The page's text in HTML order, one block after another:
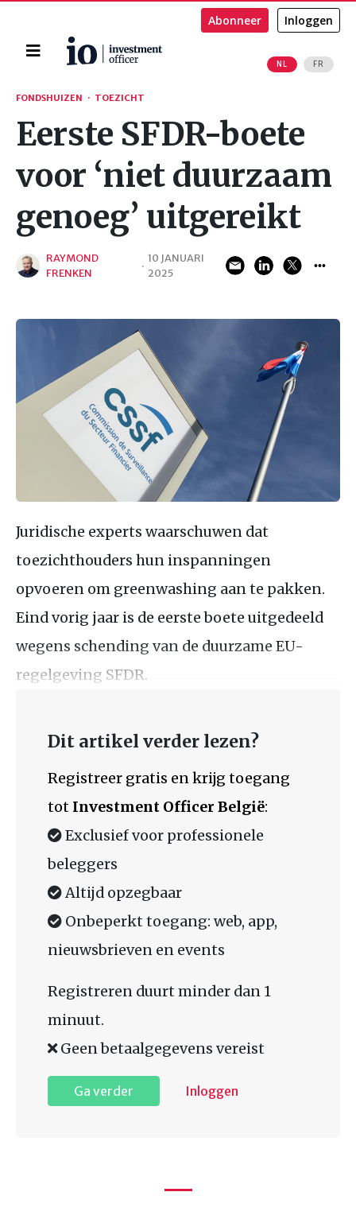
Home
NL FR
Abonneer Inloggen
Zoeken
FONDSHUIZEN · TOEZICHT
Eerste SFDR-boete
voor ‘niet duurzaam
genoeg’ uitgereikt
RAYMOND
FRENKEN
·
10 JANUARI
2025
Juridische experts waarschuwen dat
toezichthouders hun inspanningen
opvoeren om greenwashing aan te pakken.
Eind vorig jaar is de eerste boete uitgedeeld
wegens schending van de duurzame EU-
regelgeving SFDR.
Dit artikel verder lezen?
Registreer gratis en krijg toegang
tot Investment Officer België:
Exclusief voor professionele
beleggers
Altijd opzegbaar
Onbeperkt toegang: web, app,
nieuwsbrieven en events
Registreren duurt minder dan 1
minuut.
Geen betaalgegevens vereist
Ga verder Inloggen